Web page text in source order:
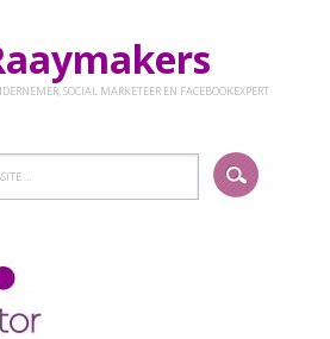
SOCIAL MARKETEER EN FACEBOOKEXPERT